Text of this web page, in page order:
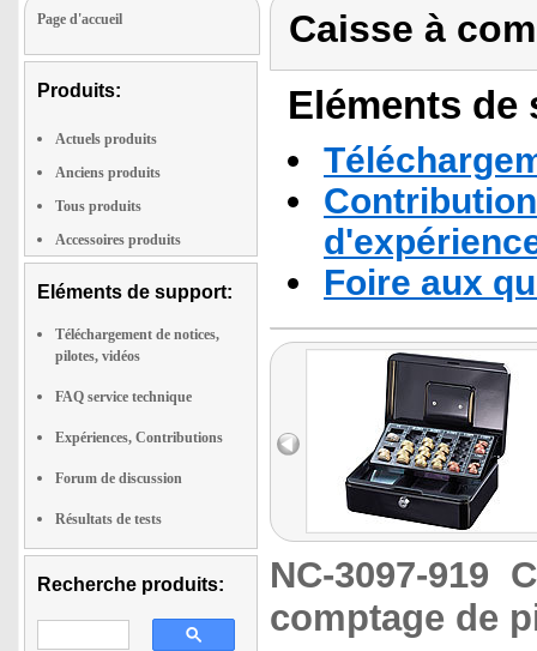
Page d'accueil
Produits:
Actuels produits
Anciens produits
Tous produits
Accessoires produits
Eléments de support:
Téléchargement de notices,
pilotes, vidéos
FAQ service technique
Expériences, Contributions
Forum de discussion
Résultats de tests
Recherche produits:
Caisse à
Eléments
Foire aux
NC-3097-919
comptage de